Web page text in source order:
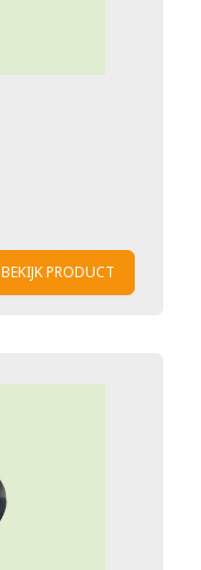
BEKIJK PRODUCT